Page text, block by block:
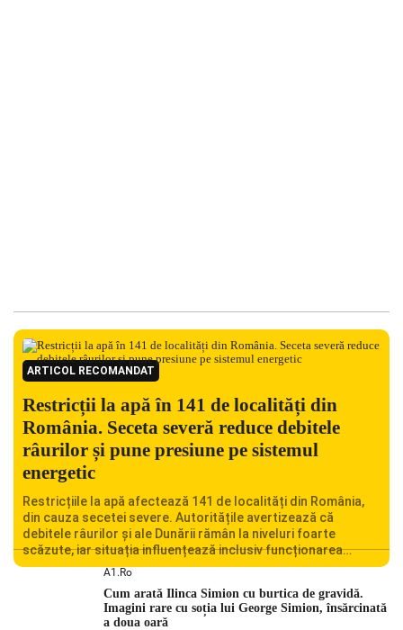
ARTICOL RECOMANDAT
Restricții la apă în 141 de localități din
România. Seceta severă reduce debitele
râurilor și pune presiune pe sistemul
energetic
Restricțiile la apă afectează 141 de localități din România,
din cauza secetei severe. Autoritățile avertizează că
debitele râurilor și ale Dunării rămân la niveluri foarte
scăzute, iar situația influențează inclusiv funcționarea
Centralei Nucleare de la Cernavodă. România se confruntă
hidrologic din ultimii ani. Lipsa […]
A1.ro
Cum arată Ilinca Simion cu burtica de gravidă.
Imagini rare cu soția lui George Simion, însărcinată
a doua oară